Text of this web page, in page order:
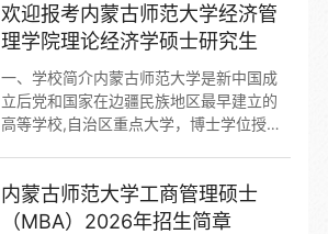
全校大二及以上本科生开放招生，打造养
老产业数字化复合型紧缺人才培养通道。
方向，区别于传统康养护理专业，主打经
管运营 + 数字技术融合培养。构建 “理论授
课 + 实景实训 + 岗位见习” 一体化体
欢迎报考内蒙古师范大学经济管
理学院理论经济学硕士研究生
一、学校简介内蒙古师范大学是新中国成
立后党和国家在边疆民族地区最早建立的
高等学校,自治区重点大学，博士学位授予
科研流动站3个，硕士学位授权一级学科26
个，硕士专业学位类别18种。2008年成为
内蒙古师范大学工商管理硕士
（MBA）2026年招生简章